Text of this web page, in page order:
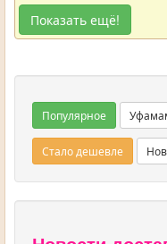
Показать ещё!
Популярное
Стало дешевле